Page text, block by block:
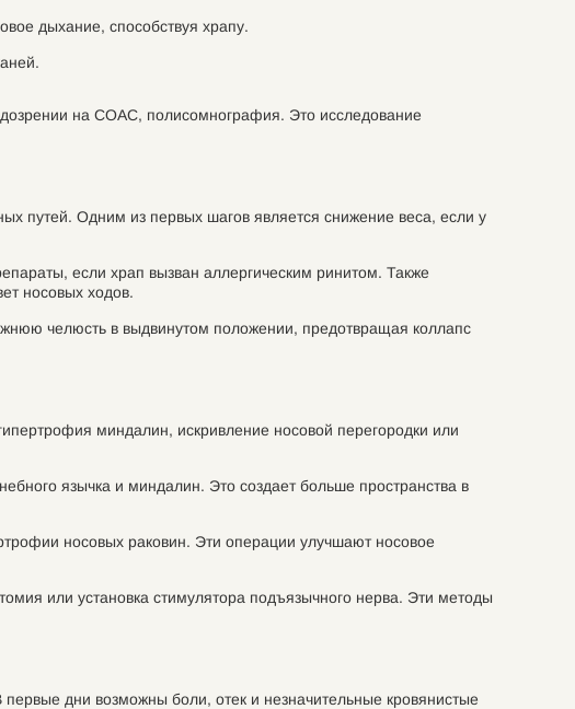
дыхание, способствуя храпу.
на СОАС, полисомнография. Это исследование
путей. Одним из первых шагов является снижение веса, если у
если храп вызван аллергическим ринитом. Также
носовых ходов.
челюсть в выдвинутом положении, предотвращая коллапс
миндалин, искривление носовой перегородки или
язычка и миндалин. Это создает больше пространства в
носовых раковин. Эти операции улучшают носовое
или установка стимулятора подъязычного нерва. Эти методы
дни возможны боли, отек и незначительные кровянистые